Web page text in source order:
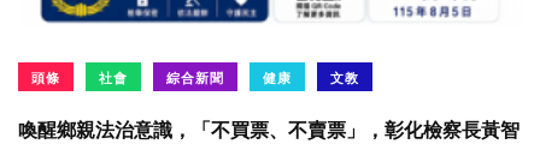
頭條 社會 綜合新聞 健康 文教
喚醒鄉親法治意識，「不買票、不賣票」，彰化檢察長黃智